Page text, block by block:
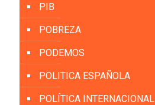
PIB
POBREZA
PODEMOS
POLITICA ESPAÑOLA
POLÍTICA INTERNACIONAL